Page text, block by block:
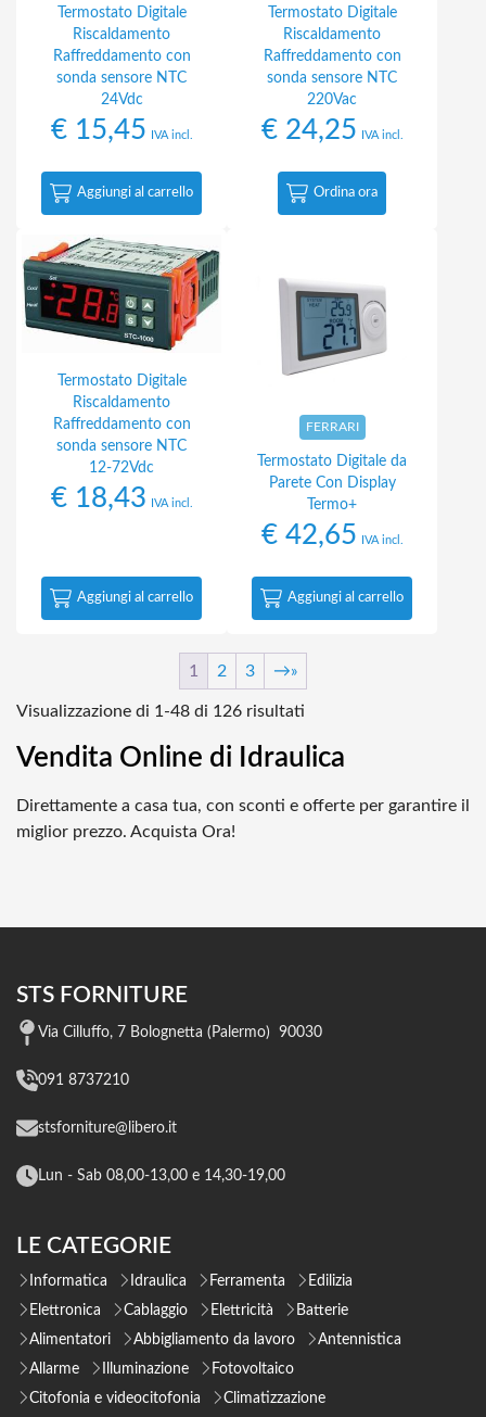
Termostato Digitale
Riscaldamento
Raffreddamento con
sonda sensore NTC
24Vdc
€15,45 IVA incl.
Aggiungi al carrello
Termostato Digitale
Riscaldamento
Raffreddamento con
sonda sensore NTC
220Vac
€24,25 IVA incl.
Ordina ora
Termostato Digitale
Riscaldamento
Raffreddamento con
sonda sensore NTC
12-72Vdc
€18,43 IVA incl.
Aggiungi al carrello
FERRARI
Termostato Digitale da
Parete Con Display
Termo+
€42,65 IVA incl.
Aggiungi al carrello
1 2 3 →
Visualizzazione di 1-48 di 126 risultati
Vendita Online di Idraulica
Direttamente a casa tua, con sconti e offerte per garantire il
miglior prezzo. Acquista Ora!
STS FORNITURE
Via Cilluffo, 7 Bolognetta (Palermo) 90030
091 8737210
stsforniture@libero.it
Lun - Sab 08,00-13,00 e 14,30-19,00
LE CATEGORIE
Informatica Idraulica Ferramenta
Edilizia
Elettronica
Cablaggio Elettricità
Batterie
Alimentatori
Abbigliamento da lavoro
Antennistica
Allarme
Illuminazione
Fotovoltaico
Citofonia e videocitofonia
Climatizzazione